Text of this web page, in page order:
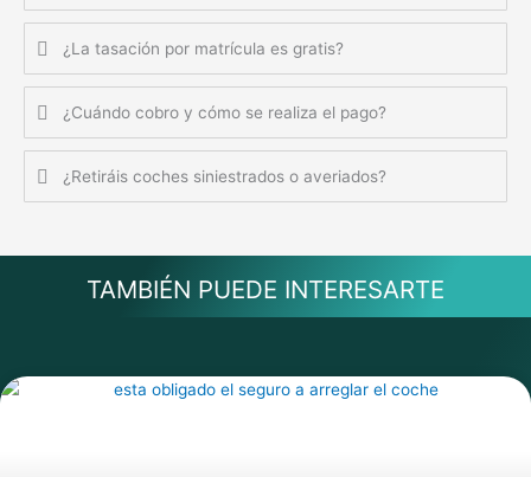
¿La tasación por matrícula es gratis?
¿Cuándo cobro y cómo se realiza el pago?
¿Retiráis coches siniestrados o averiados?
TAMBIÉN PUEDE INTERESARTE